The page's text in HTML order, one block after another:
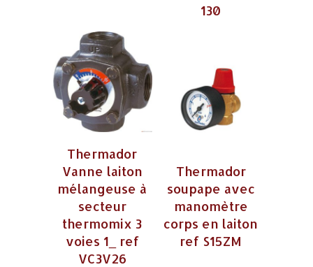
130
Thermador
Vanne laiton
mélangeuse à
secteur
thermomix 3
voies 1_ ref
VC3V26
Thermador
soupape avec
manomètre
corps en laiton
ref S15ZM